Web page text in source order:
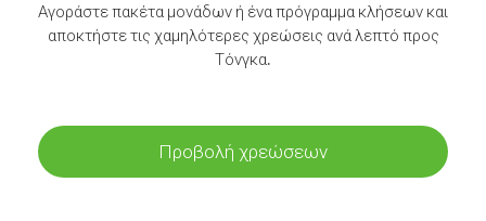
Αγοράστε πακέτα μονάδων ή ένα πρόγραμμα κλήσεων και
αποκτήστε τις χαμηλότερες χρεώσεις ανά λεπτό προς
Τόνγκα.
Προβολή χρεώσεων